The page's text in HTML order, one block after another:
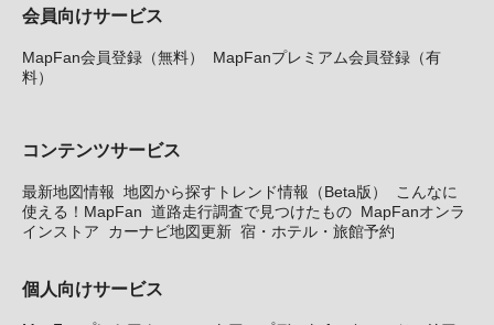
会員向けサービス
MapFan会員登録（無料）
MapFanプレミアム会員登録（有
料）
コンテンツサービス
最新地図情報 地図から探すトレンド情報（Beta版）
こんなに
使える！MapFan 道路走行調査で見つけたもの MapFanオンラ
インストア
カーナビ地図更新 宿・ホテル・旅館予約
個人向けサービス